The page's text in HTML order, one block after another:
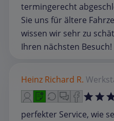
termingerecht
Sie uns für ältere
wissen wir sehr zu
Ihren nächsten Besuch!
Heinz Richard R.
perfekter Service, wie